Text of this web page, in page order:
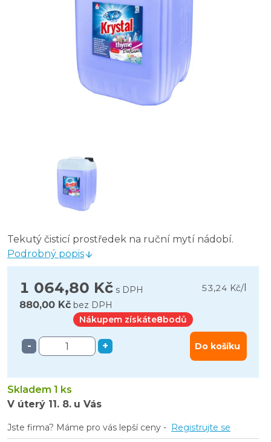
Tekutý čisticí prostředek na ruční mytí nádobí.
Podrobný popis
1 064,80 Kč s DPH 53,24 Kč/
880,00 Kč bez DPH
Nákupem získáte8bodů
- + Do košíku
Skladem 1 ks
V úterý 11. 8. u Vás
Jste firma? Máme pro vás lepší ceny - Registrujte se